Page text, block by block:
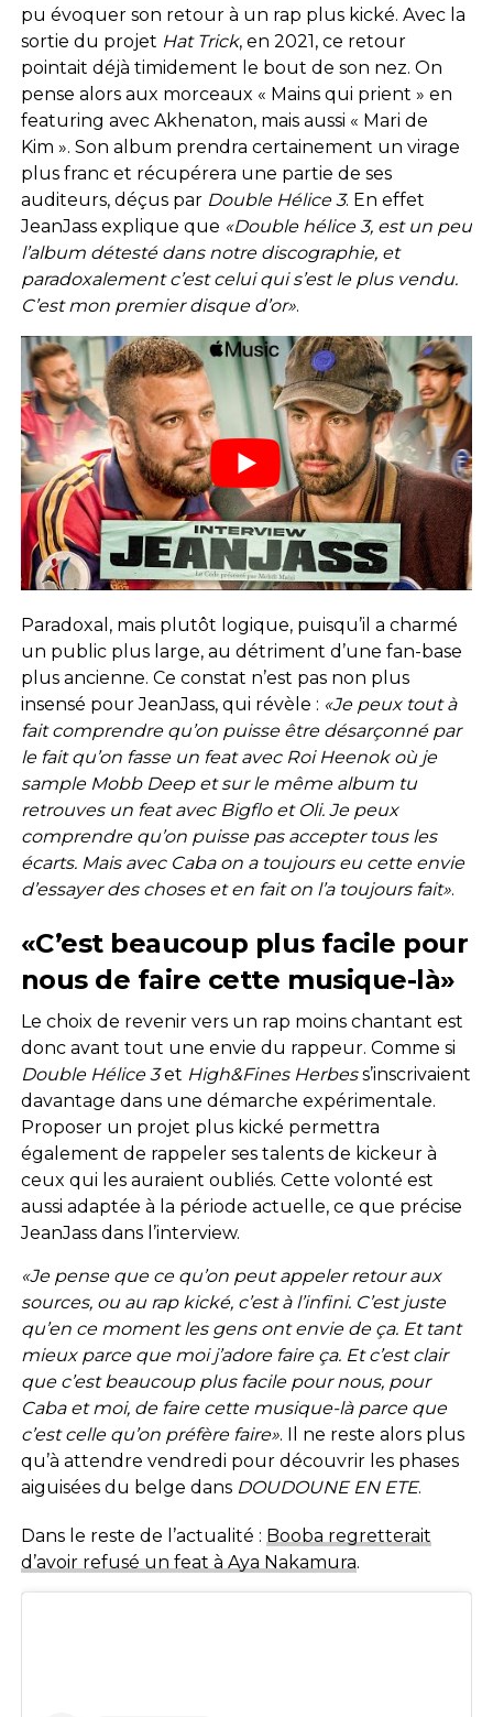
pu évoquer son retour à un rap plus kické. Avec la
sortie du projet Hat Trick, en 2021, ce retour
pointait déjà timidement le bout de son nez. On
pense alors aux morceaux « Mains qui prient » en
featuring avec Akhenaton, mais aussi « Mari de
Kim ». Son album prendra certainement un virage
plus franc et récupérera une partie de ses
auditeurs, déçus par Double Hélice 3. En effet
JeanJass explique que «Double hélice 3, est un peu
l’album détesté dans notre discographie, et
paradoxalement c’est celui qui s’est le plus vendu.
C’est mon premier disque d’or».
Paradoxal, mais plutôt logique, puisqu’il a charmé
un public plus large, au détriment d’une fan-base
plus ancienne. Ce constat n’est pas non plus
insensé pour JeanJass, qui révèle : «Je peux tout à
fait comprendre qu’on puisse être désarçonné par
le fait qu’on fasse un feat avec Roi Heenok où je
sample Mobb Deep et sur le même album tu
retrouves un feat avec Bigflo et Oli. Je peux
comprendre qu’on puisse pas accepter tous les
écarts. Mais avec Caba on a toujours eu cette envie
d’essayer des choses et en fait on l’a toujours fait».
«C’est beaucoup plus facile pour
nous de faire cette musique-là»
Le choix de revenir vers un rap moins chantant est
donc avant tout une envie du rappeur. Comme si
Double Hélice 3et High&Fines Herbess’inscrivaient
davantage dans une démarche expérimentale.
Proposer un projet plus kické permettra
également de rappeler ses talents de kickeur à
ceux qui les auraient oubliés. Cette volonté est
aussi adaptée à la période actuelle, ce que précise
JeanJass dans l’interview.
«Je pense que ce qu’on peut appeler retour aux
sources, ou au rap kické, c’est à l’infini. C’est juste
qu’en ce moment les gens ont envie de ça. Et tant
mieux parce que moi j’adore faire ça. Et c’est clair
que c’est beaucoup plus facile pour nous, pour
Caba et moi, de faire cette musique-là parce que
c’est celle qu’on préfère faire». Il ne reste alors plus
qu’à attendre vendredi pour découvrir les phases
aiguisées du belge dans DOUDOUNE EN ETE.
Dans le reste de l’actualité : Booba regretterait
d’avoir refusé un feat à Aya Nakamura.